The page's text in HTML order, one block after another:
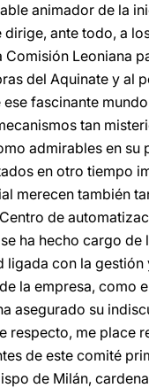
animador de la
dirige, ante todo, a
Comisión Leoniana
del Aquinate y al
ese fascinante
tan
admirables en su
en otro tiempo
merecen también
de
ha hecho cargo de
ligada con la gestión
la empresa, como
asegurado su
respecto, me place
de este comité
de Milán,